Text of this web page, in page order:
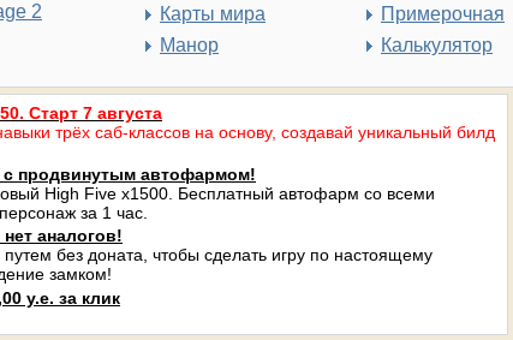
2
Карты мира
Манор
Примерочная
Калькулятор
Старт 7 августа
трёх саб-классов на основу, создавай уникальный билд
с продвинутым автофармом!
High Five x1500. Бесплатный автофарм со всеми
за 1 час.
аналогов!
без доната, чтобы сделать игру по настоящему
замком!
у.е. за клик